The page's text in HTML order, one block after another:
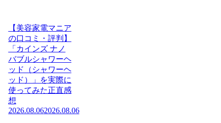
【美容家電マニア
の口コミ・評判】
「カインズ ナノ
バブルシャワーヘ
ッド（シャワーヘ
ッド）」を実際に
使ってみた正直感
想
2026.08.062026.08.06